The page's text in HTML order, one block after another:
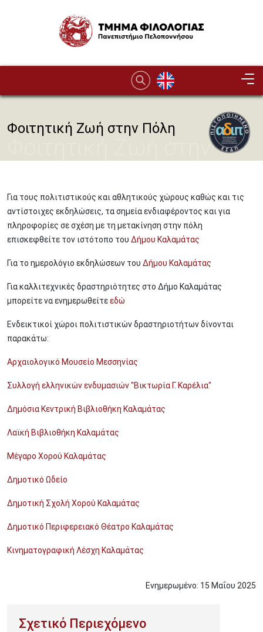
Image
Φοιτητική Ζωή στην Πόλη
Φοιτητική Ζωή στην
Για τους πολιτιστικούς και αθλητικούς χώρους καθώς και τις
αντίστοιχες εκδηλώσεις, τα σημεία ενδιαφέροντος και για
πληροφορίες σε σχέση με τη μετακίνηση στην πόλη
επισκεφθείτε τον ιστότοπο του Δήμου Καλαμάτας
Για το ημερολόγιο εκδηλώσεων του Δήμου Καλαμάτας
Για καλλιτεχνικές δραστηριότητες στο Δήμο Καλαμάτας
μπορείτε να ενημερωθείτεεδώ
Ενδεικτικοί χώροι πολιτιστικών δραστηριοτήτων δίνονται
παρακάτω:
Αρχαιολογικό Μουσείο Μεσσηνίας
Συλλογή ελληνικών ενδυμασιών "Βικτωρία Γ. Καρέλια"
Δημόσια Κεντρική Βιβλιοθήκη Καλαμάτας
Λαϊκή Βιβλιοθήκη Καλαμάτας
Μέγαρο Χορού Καλαμάτας
Δημοτικό Ωδείο
Δημοτική Σχολή Χορού Καλαμάτας
Δημοτικό Περιφερειακό Θέατρο Καλαμάτας
Κινηματογραφική Λέσχη Καλαμάτας
Ενημερωμένο: 15 Μαΐου 2025